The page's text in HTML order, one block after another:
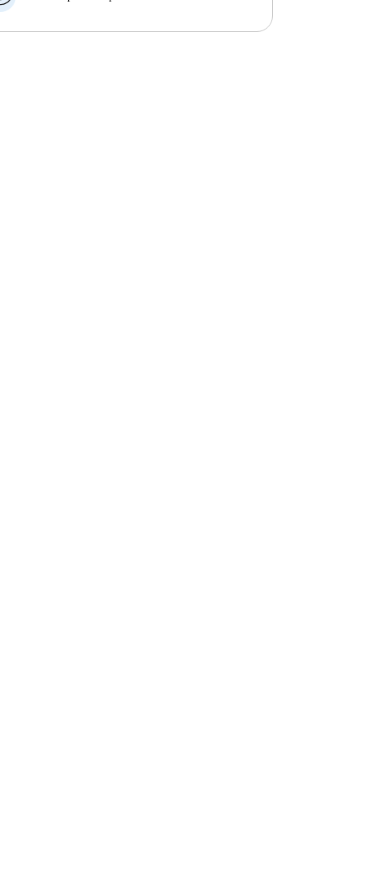
el hotel hasta que encuentres nueva casa o B) te hará